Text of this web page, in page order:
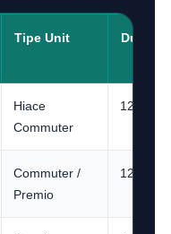
Tipe Unit Durasi
Hiace
Commuter
12 jam
Commuter /
Premio
12 jam